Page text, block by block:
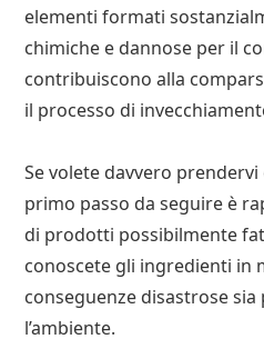
elementi formati
chimiche e dannose per il
contribuiscono alla
il processo di
Se volete davvero
primo passo da seguire è
di prodotti possibilmente
conoscete gli ingredienti in
conseguenze disastrose
l’ambiente.